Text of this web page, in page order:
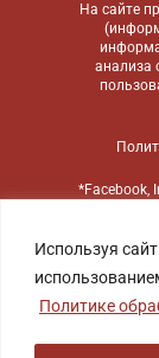
Используя
Политике
На сайте
анализа
*Facebook,